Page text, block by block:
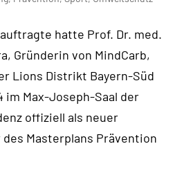
hatte Prof. Dr. med.
Gründerin von MindCarb,
Lions Distrikt Bayern-Süd
im Max-Joseph-Saal der
offiziell als neuer
Masterplans Prävention